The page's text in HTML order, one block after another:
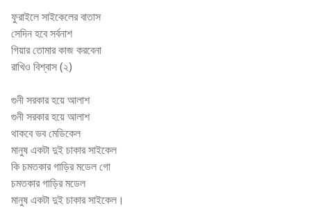
ফুরাইলে সাইকেলের বাতাস
সেদিন হবে সর্বনাশ
গিয়ার তোমার কাজ করবেনা
রাখিও বিশ্বাস (২)
গুনী সরকার হয়ে আলাশ
গুনী সরকার হয়ে আলাশ
থাকবে ভব মেডিকেল
মানুষ একটা দুই চাকার সাইকেল
কি চমতকার গাড়ির মডেল গো
চমতকার গাড়ির মডেল
মানুষ একটা দুই চাকার সাইকেল।